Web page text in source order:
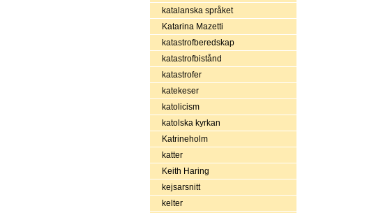
katalanska språket
Katarina Mazetti
katastrofberedskap
katastrofbistånd
katastrofer
katekeser
katolicism
katolska kyrkan
Katrineholm
katter
Keith Haring
kejsarsnitt
kelter